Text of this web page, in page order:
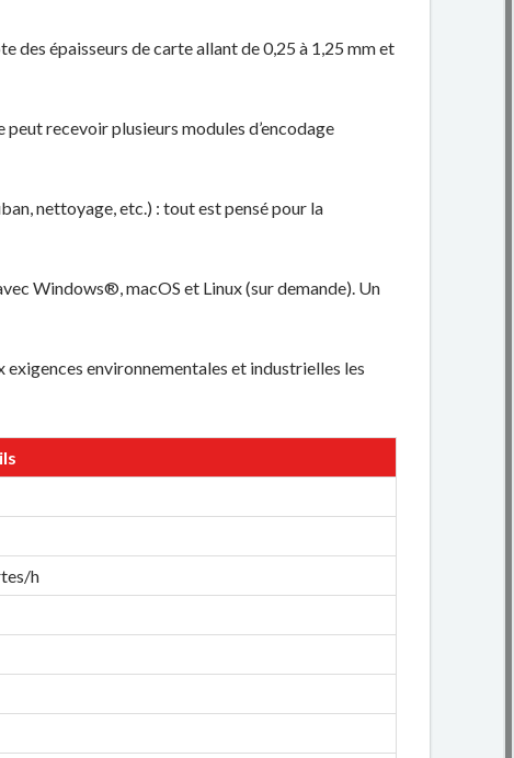
des épaisseurs de carte allant de 0,25 à 1,25 mm et
recevoir plusieurs modules d’encodage
nettoyage, etc.) : tout est pensé pour la
Windows®, macOS et Linux (sur demande). Un
environnementales et industrielles les
h